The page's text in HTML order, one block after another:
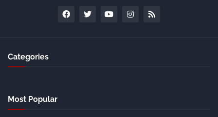
Categories
Most Popular